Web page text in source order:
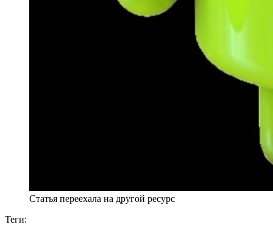
Статья переехала на другой ресурс
Теги: